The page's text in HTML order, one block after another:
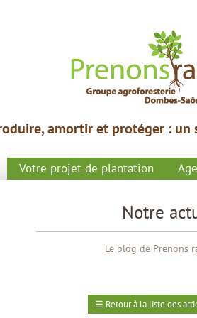
Votre projet de plantation
amortir et protéger : un
Notre
Le blog de Prenons
☰ Retour à la liste des